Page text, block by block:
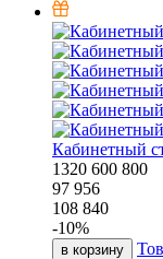
Кабинетный
1320 600 800
97 956
108 840
-10%
в корзину